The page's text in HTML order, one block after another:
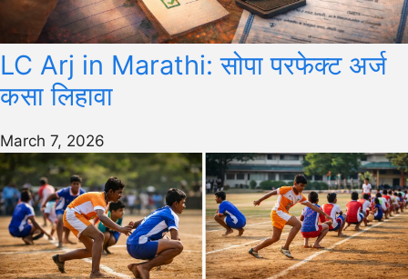
LC Arj in Marathi: सोपा परफेक्ट अर्ज
कसा लिहावा
March 7, 2026